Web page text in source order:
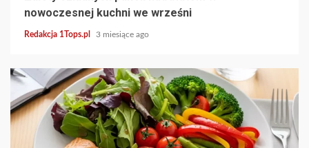
nowoczesnej kuchni we wrześni
Redakcja 1Tops.pl 3 miesiące ago